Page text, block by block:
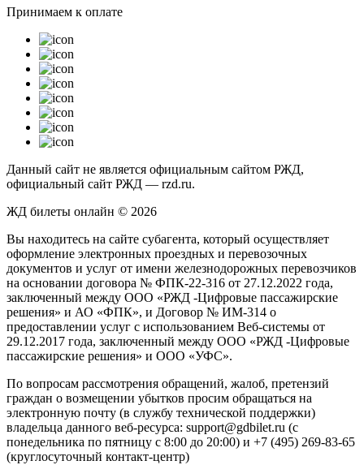
Принимаем к оплате
Данный сайт не является официальным сайтом РЖД,
официальный сайт РЖД — rzd.ru.
ЖД билеты онлайн © 2026
Вы находитесь на сайте субагента, который осуществляет
оформление электронных проездных и перевозочных
документов и услуг от имени железнодорожных перевозчиков
на основании договора № ФПК-22-316 от 27.12.2022 года,
заключенный между ООО «РЖД -Цифровые пассажирские
решения» и АО «ФПК», и Договор № ИМ-314 о
предоставлении услуг с использованием Веб-системы от
29.12.2017 года, заключенный между ООО «РЖД -Цифровые
пассажирские решения» и ООО «УФС».
По вопросам рассмотрения обращений, жалоб, претензий
граждан о возмещении убытков просим обращаться на
электронную почту (в службу технической поддержки)
владельца данного веб-ресурса: support@gdbilet.ru (с
понедельника по пятницу с 8:00 до 20:00) и +7 (495) 269-83-65
(круглосуточный контакт-центр)